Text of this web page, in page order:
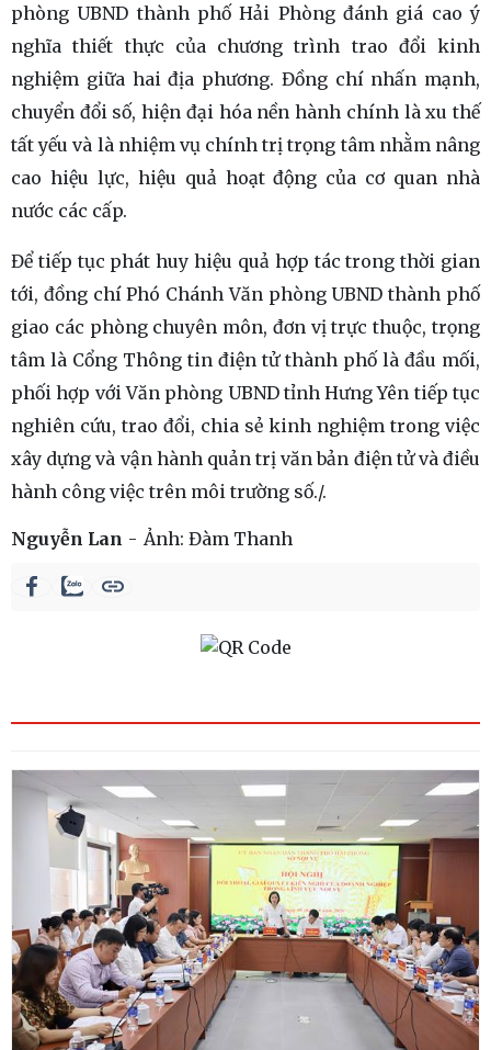
phòng UBND thành phố Hải Phòng đánh giá cao ý
nghĩa thiết thực của chương trình trao đổi kinh
nghiệm giữa hai địa phương. Đồng chí nhấn mạnh,
chuyển đổi số, hiện đại hóa nền hành chính là xu thế
tất yếu và là nhiệm vụ chính trị trọng tâm nhằm nâng
cao hiệu lực, hiệu quả hoạt động của cơ quan nhà
nước các cấp.
Để tiếp tục phát huy hiệu quả hợp tác trong thời gian
tới, đồng chí Phó Chánh Văn phòng UBND thành phố
giao các phòng chuyên môn, đơn vị trực thuộc, trọng
tâm là Cổng Thông tin điện tử thành phố là đầu mối,
phối hợp với Văn phòng UBND tỉnh Hưng Yên tiếp tục
nghiên cứu, trao đổi, chia sẻ kinh nghiệm trong việc
xây dựng và vận hành quản trị văn bản điện tử và điều
hành công việc trên môi trường số./.
Nguyễn Lan Ảnh: Đàm Thanh